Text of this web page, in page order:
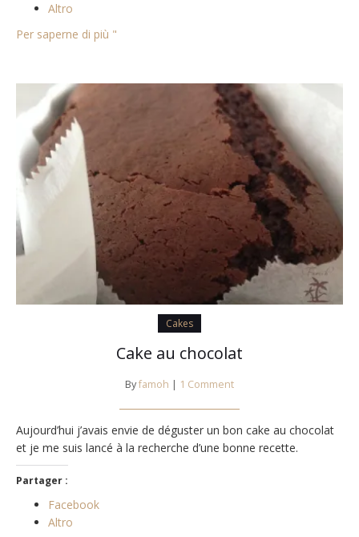
Altro
Per saperne di più "
Cakes
Cake au chocolat
Byfamoh | 1 Comment
Aujourd’hui j’avais envie de déguster un bon cake au chocolat
et je me suis lancé à la recherche d’une bonne recette.
Partager :
Facebook
Altro